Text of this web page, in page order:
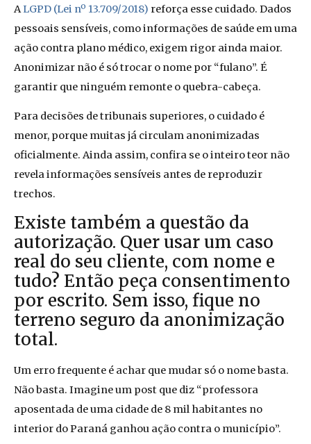
ALGPD (Lei nº 13.709/2018) reforça esse cuidado. Dados
pessoais sensíveis, como informações de saúde em uma
ação contra plano médico, exigem rigor ainda maior.
Anonimizar não é só trocar o nome por “fulano”. É
garantir que ninguém remonte o quebra-cabeça.
Para decisões de tribunais superiores, o cuidado é
menor, porque muitas já circulam anonimizadas
oficialmente. Ainda assim, confira se o inteiro teor não
revela informações sensíveis antes de reproduzir
trechos.
Existe também a questão da
autorização. Quer usar um caso
real do seu cliente, com nome e
tudo? Então peça consentimento
por escrito. Sem isso, fique no
terreno seguro da anonimização
total.
Um erro frequente é achar que mudar só o nome basta.
Não basta. Imagine um post que diz “professora
aposentada de uma cidade de 8 mil habitantes no
interior do Paraná ganhou ação contra o município”.